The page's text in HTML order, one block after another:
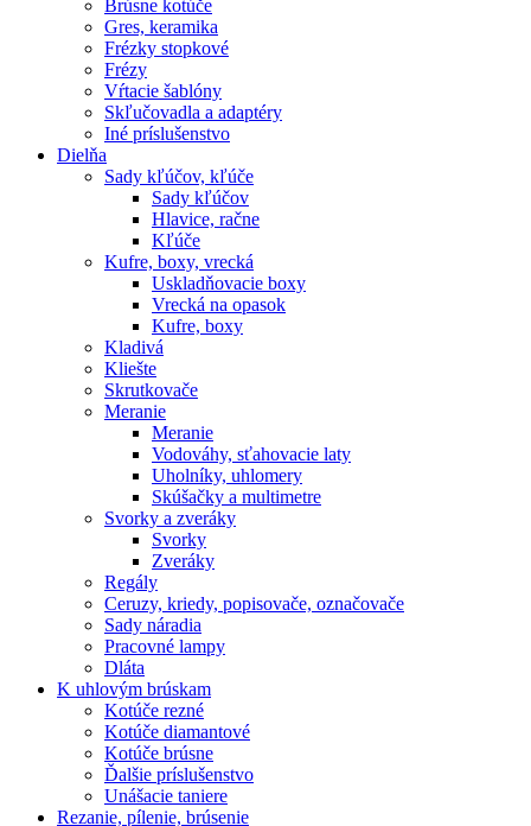
Brúsne kotúče
Gres, keramika
Frézky stopkové
Frézy
Vŕtacie šablóny
Skľučovadla a adaptéry
Iné príslušenstvo
Dielňa
Sady kľúčov, kľúče
Sady kľúčov
Hlavice, račne
Kľúče
Kufre, boxy, vrecká
Uskladňovacie boxy
Vrecká na opasok
Kufre, boxy
Kladivá
Kliešte
Skrutkovače
Meranie
Meranie
Vodováhy, sťahovacie laty
Uholníky, uhlomery
Skúšačky a multimetre
Svorky a zveráky
Svorky
Zveráky
Regály
Ceruzy, kriedy, popisovače, označovače
Sady náradia
Pracovné lampy
Dláta
K uhlovým brúskam
Kotúče rezné
Kotúče diamantové
Kotúče brúsne
Ďalšie príslušenstvo
Unášacie taniere
Rezanie, pílenie, brúsenie